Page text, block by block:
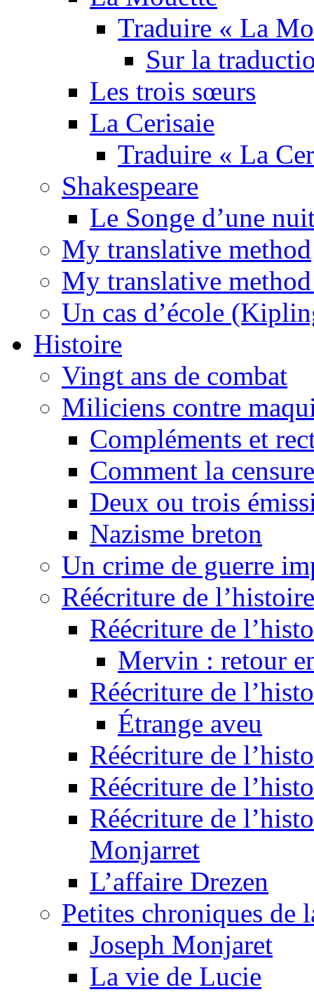
Traduire « La
Sur la
Les trois sœurs
La Cerisaie
Traduire « La
Shakespeare
Le Songe d’une
My translative method
My translative
Un cas d’école
Histoire
Vingt ans de combat
Miliciens contre
Compléments et
Comment la
Deux ou trois
Nazisme breton
Un crime de guerre
Réécriture de
Réécriture de
Mervin : retour
Réécriture de
Étrange aveu
Réécriture de
Réécriture de
Réécriture de
Monjarret
L’affaire Drezen
Petites chroniques de
Joseph Monjaret
La vie de Lucie